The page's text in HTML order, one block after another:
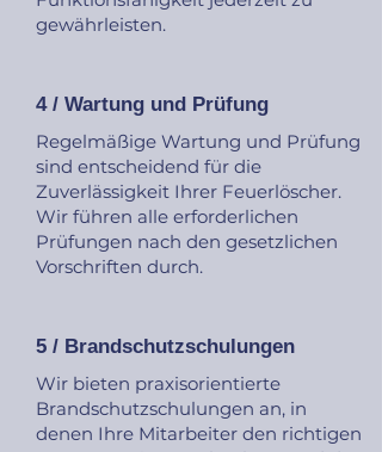
gewährleisten.
4 / Wartung und Prüfung
Regelmäßige Wartung und Prüfung
sind entscheidend für die
Zuverlässigkeit Ihrer Feuerlöscher.
Wir führen alle erforderlichen
Prüfungen nach den gesetzlichen
Vorschriften durch.
5 / Brandschutzschulungen
Wir bieten praxisorientierte
Brandschutzschulungen an, in
denen Ihre Mitarbeiter den richtigen